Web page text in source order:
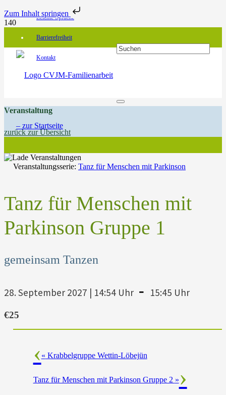
Zum Inhalt springen
Leichte Sprache
Barrierefreiheit
Kontakt
Veranstaltung
zurück zur Übersicht
Veranstaltungsserie: Tanz für Menschen mit Parkinson
Tanz für Menschen mit
Parkinson Gruppe 1
gemeinsam Tanzen
28. September 2027 | 14:54 Uhr - 15:45 Uhr
€25
« Krabbelgruppe Wettin-Löbejün
Tanz für Menschen mit Parkinson Gruppe 2 »